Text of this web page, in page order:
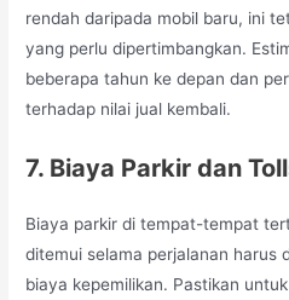
rendah daripada mobil baru, ini
yang perlu dipertimbangkan.
beberapa tahun ke depan dan
terhadap nilai jual kembali.
7. Biaya Parkir dan
Biaya parkir di tempat-tempat
ditemui selama perjalanan harus
biaya kepemilikan. Pastikan